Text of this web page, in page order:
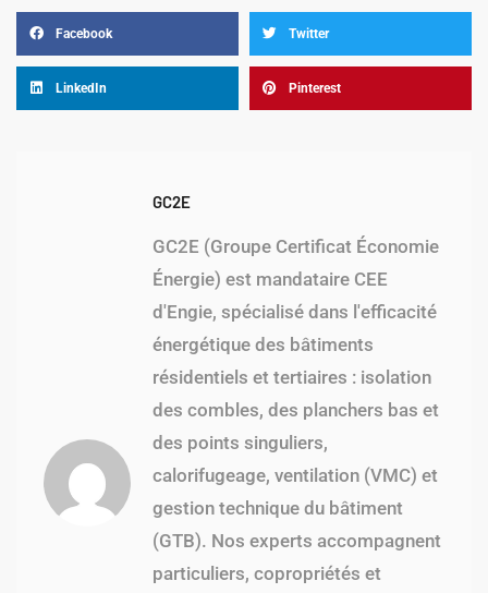
Facebook Twitter
LinkedIn Pinterest
GC2E
GC2E (Groupe Certificat Économie
Énergie) est mandataire CEE
d'Engie, spécialisé dans l'efficacité
énergétique des bâtiments
résidentiels et tertiaires : isolation
des combles, des planchers bas et
des points singuliers,
calorifugeage, ventilation (VMC) et
gestion technique du bâtiment
(GTB). Nos experts accompagnent
particuliers, copropriétés et